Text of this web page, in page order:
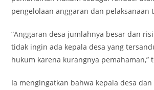
pengelolaan anggaran dan pelaksanaan
“Anggaran desa jumlahnya besar dan
tidak ingin ada kepala desa yang
hukum karena kurangnya pemahaman,”
Ia mengingatkan bahwa kepala desa